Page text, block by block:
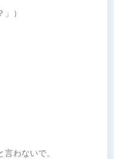
）
わないで。